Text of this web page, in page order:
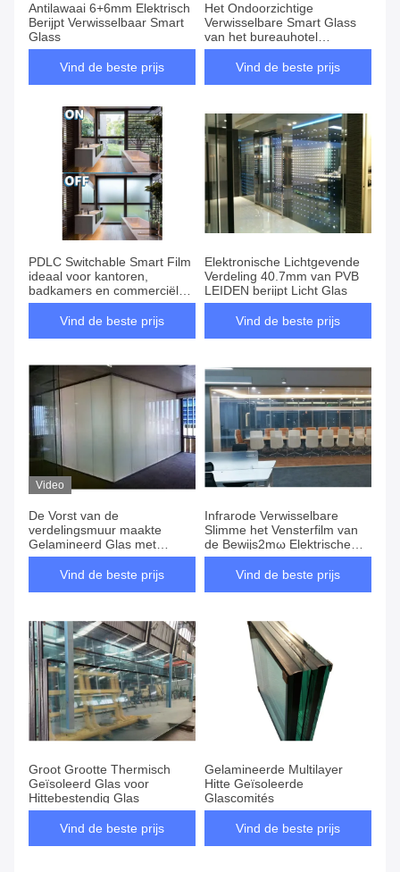
Antilawaai 6+6mm Elektrisch
Berijpt Verwisselbaar Smart
Glass
Vind de beste prijs
Het Ondoorzichtige
Verwisselbare Smart Glass
van het bureauhotel
Zelfklevende 0.65mm
Vind de beste prijs
PDLC Switchable Smart Film
ideaal voor kantoren,
badkamers en commerciële
ruimtes die onmiddellijke
privacy en daglicht
Vind de beste prijs
Elektronische Lichtgevende
Verdeling 40.7mm van PVB
LEIDEN berijpt Licht Glas
Vind de beste prijs
Video
De Vorst van de
verdelingsmuur maakte
Gelamineerd Glas met
Verwisselbare Slimme Film
Vind de beste prijs
Infrarode Verwisselbare
Slimme het Vensterfilm van
de Bewijs2mω Elektrische
Privacy
Vind de beste prijs
Groot Grootte Thermisch
Geïsoleerd Glas voor
Hittebestendig Glas
Vind de beste prijs
Gelamineerde Multilayer
Hitte Geïsoleerde
Glascomités
Vind de beste prijs